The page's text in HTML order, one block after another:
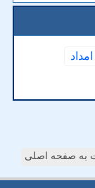
امداد
به صفحه اصلی